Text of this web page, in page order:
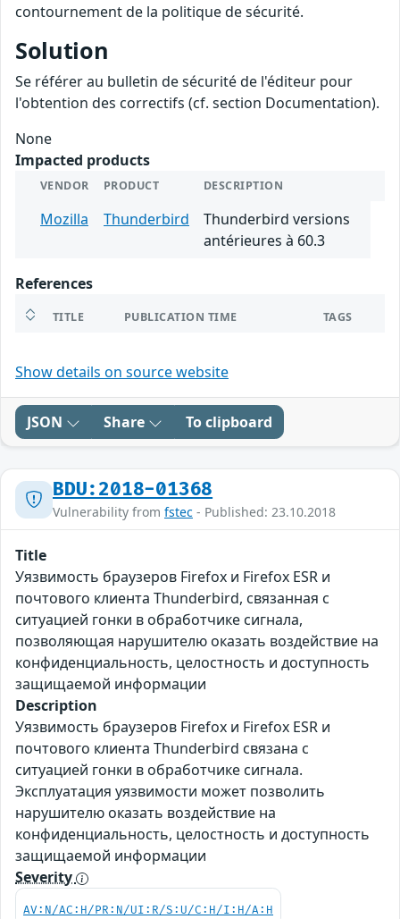
contournement de la politique de sécurité.
Solution
Se référer au bulletin de sécurité de l'éditeur pour
l'obtention des correctifs (cf. section Documentation).
None
Impacted products
VENDOR PRODUCT DESCRIPTION
Mozilla Thunderbird
Thunderbird versions
antérieures à 60.3
References
TITLE PUBLICATION TIME TAGS
Show details on source website
JSON Share To clipboard
BDU:2018-01368
Vulnerability from fstec - Published: 23.10.2018
Title
Уязвимость браузеров Firefox и Firefox ESR и
почтового клиента Thunderbird, связанная с
ситуацией гонки в обработчике сигнала,
позволяющая нарушителю оказать воздействие на
конфиденциальность, целостность и доступность
защищаемой информации
Description
Уязвимость браузеров Firefox и Firefox ESR и
почтового клиента Thunderbird связана с
ситуацией гонки в обработчике сигнала.
Эксплуатация уязвимости может позволить
нарушителю оказать воздействие на
конфиденциальность, целостность и доступность
защищаемой информации
Severity
AV:N/AC:H/PR:N/UI:R/S:U/C:H/I:H/A:H